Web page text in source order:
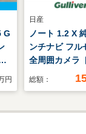
G
/
円
日産
ノート 1.2 X
ンチナビ フル
全周囲カメラ
ブレコーダー
突被害軽減ブ
総額：